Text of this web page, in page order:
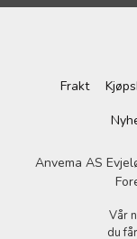
Frakt
Anvema AS
Vår
du